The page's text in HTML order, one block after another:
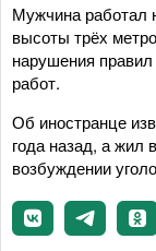
Мужчина работал
высоты трёх
нарушения
работ.
Об иностранце
года назад, а жил
возбуждении